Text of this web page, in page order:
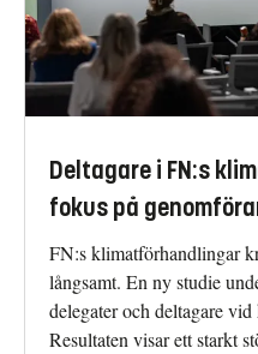
Deltagare i FN:s
fokus på
FN:s klimatförhandlingar
långsamt. En ny studie
delegater och deltagare
Resultaten visar ett starkt